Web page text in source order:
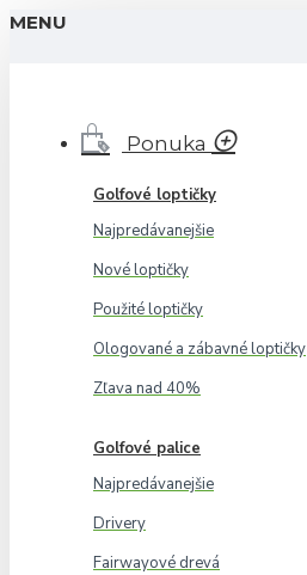
MENU
Ponuka
Golfové loptičky
Najpredávanejšie
Nové loptičky
Použité loptičky
Ologované a zábavné loptičky
Zľava nad 40%
Golfové palice
Najpredávanejšie
Drivery
Fairwayové drevá